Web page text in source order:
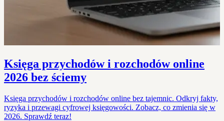
Księga przychodów i rozchodów online
2026 bez ściemy
Księga przychodów i rozchodów online bez tajemnic. Odkryj fakty,
ryzyka i przewagi cyfrowej księgowości. Zobacz, co zmienia się w
2026. Sprawdź teraz!